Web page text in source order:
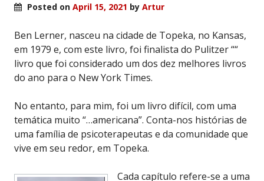
Posted on April 15, 2021 by Artur
Ben Lerner, nasceu na cidade de Topeka, no Kansas,
em 1979 e, com este livro, foi finalista do Pulitzer ““
livro que foi considerado um dos dez melhores livros
do ano para o New York Times.
No entanto, para mim, foi um livro difícil, com uma
temática muito “…americana”. Conta-nos histórias de
uma família de psicoterapeutas e da comunidade que
vive em seu redor, em Topeka.
Cada capítulo refere-se a uma